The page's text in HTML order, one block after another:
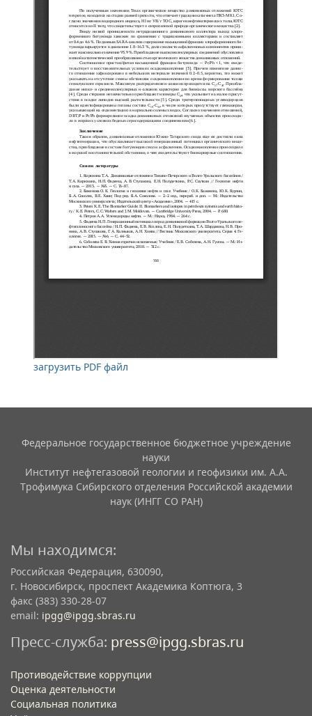
загрузить PDF файл
Федеральное государственное бюджетное учреждение
науки
Институт нефтегазовой геологии и геофизики им. А.А.
Трофимука Сибирского отделения Российской академии
наук (ИНГГ СО РАН)
Мы находимся:
Российская Федерация, 630090,
г. Новосибирск, проспект Академика Коптюга, 3
факс (383) 330-28-07
email: ipgg@ipgg.sbras.ru
Пресс-служба: press@ipgg.sbras.ru
Противодействие коррупции
Оценка деятельности
Социальная политика